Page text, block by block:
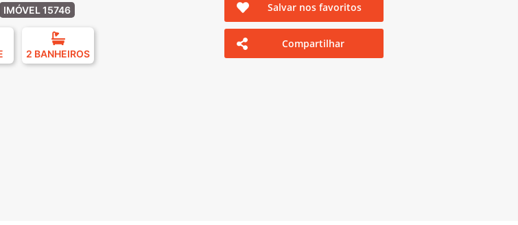
IMÓVEL 15746
2 BANHEIROS
Salvar nos favoritos
Compartilhar